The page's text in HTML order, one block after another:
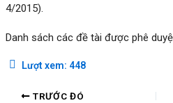
4/2015).
Danh sách các đề tài được phê
Lượt xem: 448
TRƯỚC ĐÓ